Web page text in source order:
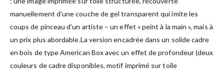
manuellement d’une couche de gel transparent qui imite les
coups de pinceau d’un artiste – un effet « peint à la main », mais à
un prix plus abordable.La version encadrée dans un solide cadre
en bois de type American Box avec un effet de profondeur (deux
couleurs de cadre disponibles, motif imprimé sur toile